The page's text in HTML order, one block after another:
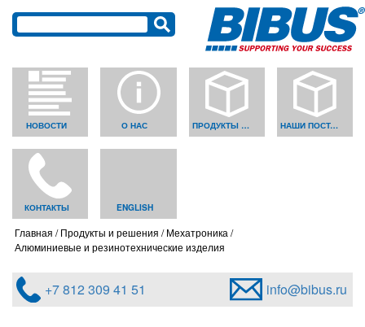
НОВОСТИ О НАС ПРОДУКТЫ И РЕШЕНИЯ НАШИ ПОСТАВЩИКИ
КОНТАКТЫ ENGLISH
Главная Продукты и решения
Мехатроника
Алюминиевые и резинотехнические изделия
+7 812 309 41 51 info@bibus.ru